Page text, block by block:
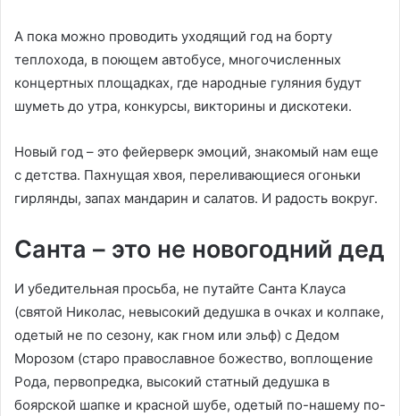
А пока можно проводить уходящий год на борту
теплохода, в поющем автобусе, многочисленных
концертных площадках, где народные гуляния будут
шуметь до утра, конкурсы, викторины и дискотеки.
Новый год – это фейерверк эмоций, знакомый нам еще
с детства. Пахнущая хвоя, переливающиеся огоньки
гирлянды, запах мандарин и салатов. И радость вокруг.
Санта – это не новогодний дед
И убедительная просьба, не путайте Санта Клауса
(святой Николас, невысокий дедушка в очках и колпаке,
одетый не по сезону, как гном или эльф) с Дедом
Морозом (старо православное божество, воплощение
Рода, первопредка, высокий статный дедушка в
боярской шапке и красной шубе, одетый по-нашему по-